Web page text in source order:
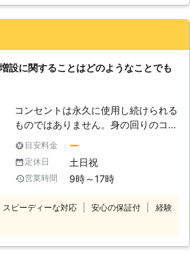
寿命が存在します。古くなってしまっ
たコンセントをそのまま利用してしま
ンセント周辺が溶けてしまうことがあ
ります。もし、ご不在の時に起きてし
きなくなってしまうこともありますの
で、定期的な点検を行い、必要であれ
トいたします。
設に関することはどのようなことでも
コンセントは永久に使用し続けられる
ものではありません。身の回りのコン
セントに、コンセントの穴付近が黒く
焼け焦げているように見える、コンセ
ントのパネルが割れているなどの異常
が見られたら直ちに取替えをおすすめ
電、ショートによる発火など火災を引
目安料金 ー
定休日 土日祝
営業時間 9時～17時
スピーディーな対応 安心の保証付
経験